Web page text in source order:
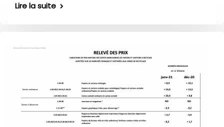
Lire la suite